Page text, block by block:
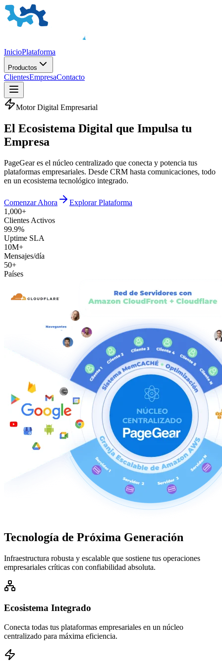
InicioPlataforma
Productos
ClientesEmpresaContacto
Motor Digital Empresarial
El Ecosistema Digital que Impulsa tu
Empresa
PageGear es el núcleo centralizado que conecta y potencia tus
plataformas empresariales. Desde CRM hasta comunicaciones, todo
en un ecosistema tecnológico integrado.
Comenzar Ahora
Explorar Plataforma
1,000+
Clientes Activos
99.9%
Uptime SLA
10M+
Mensajes/día
50+
Países
Tecnología de Próxima Generación
Infraestructura robusta y escalable que sostiene tus operaciones
empresariales críticas con confiabilidad absoluta.
Ecosistema Integrado
Conecta todas tus plataformas empresariales en un núcleo
centralizado para máxima eficiencia.